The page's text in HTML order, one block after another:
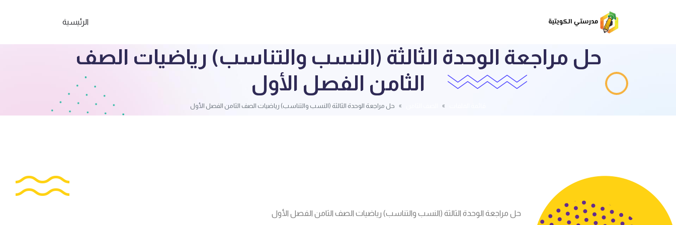
الرئيسية
حل مراجعة الوحدة الثالثة (النسب والتناسب) رياضيات الصف
الثامن الفصل الأول
حل مراجعة الوحدة الثالثة (النسب والتناسب) رياضيات الصف الثامن الفصل الأول
حل مراجعة الوحدة الثالثة (النسب والتناسب) رياضيات الصف الثامن الفصل الأول